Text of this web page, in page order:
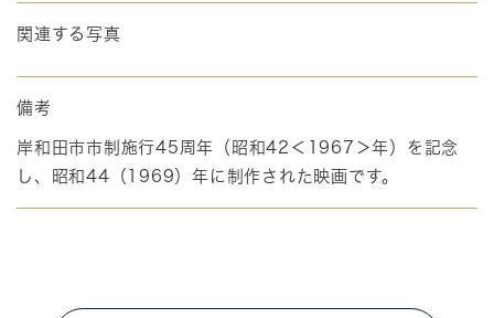
関連する写真
備考
岸和田市市制施行45周年（昭和42＜1967＞年）を記念
し、昭和44（1969）年に制作された映画です。